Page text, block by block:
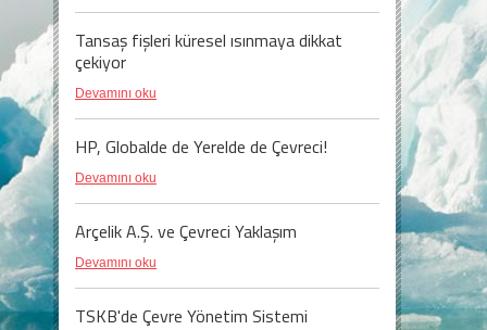
Tansaş fişleri küresel ısınmaya dikkat
çekiyor
Devamını oku
HP, Globalde de Yerelde de Çevreci!
Devamını oku
Arçelik A.Ş. ve Çevreci Yaklaşım
Devamını oku
TSKB'de Çevre Yönetim Sistemi